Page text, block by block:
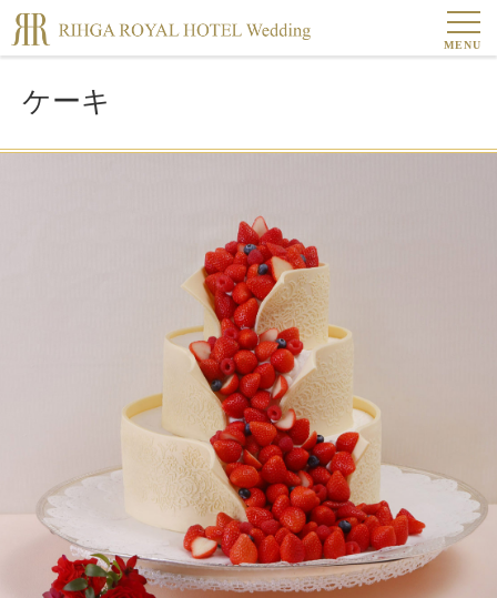
ケーキ
MENU